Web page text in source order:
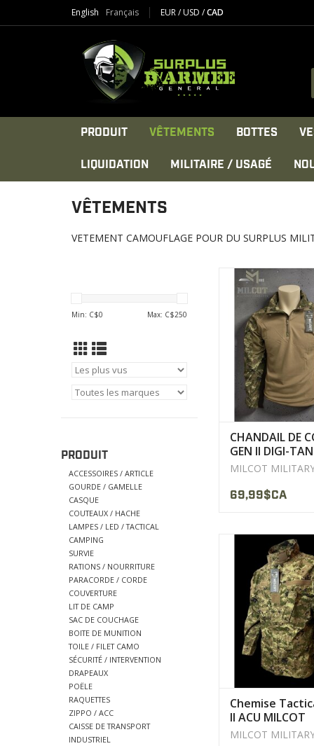
English Français EUR/USD /CAD
PRODUIT VÊTEMENTS BOTTES
LIQUIDATION MILITAIRE / USAGÉ
VÊTEMENTS
VETEMENT CAMOUFLAGE POUR DU SURPLUS
Min: C$0 Max: C$250
PRODUIT
ACCESSOIRES / ARTICLE
GOURDE / GAMELLE
CASQUE
COUTEAUX / HACHE
LAMPES / LED / TACTICAL
CAMPING
SURVIE
RATIONS / NOURRITURE
PARACORDE / CORDE
COUVERTURE
LIT DE CAMP
SAC DE COUCHAGE
BOITE DE MUNITION
TOILE / FILET CAMO
SÉCURITÉ / INTERVENTION
DRAPEAUX
POËLE
RAQUETTES
ZIPPO / ACC
CAISSE DE TRANSPORT
INDUSTRIEL
Chandail (80%
polyester).
Col avec fermeture
YKK®.
AFFICHER LE
CHANDAIL DE
GEN II DIGI-
MILCOT
MILCOT
69,99$CA
Fermeture éclair
robuste avec auto-
Velcro
AFFICHER LE
Chemise
II ACU MILCOT
MILITARY
MILCOT